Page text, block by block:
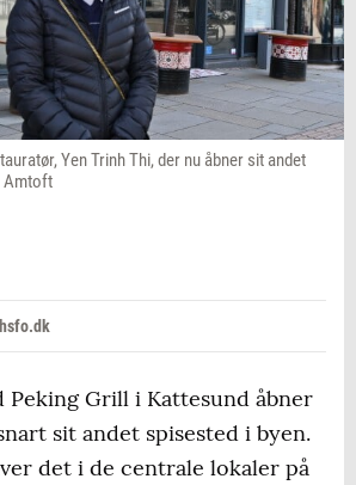
Yen Trinh Thi, der nu åbner sit andet
Amtoft
Peking Grill i Kattesund åbner
sit andet spisested i byen.
det i de centrale lokaler på